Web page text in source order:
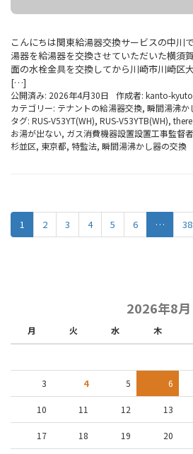
こんにちは関東給湯器交換サービスの中川
湯器を給湯器を交換させていただいた横須
面の水栓金具を交換してから川崎市川崎区
[…]
公開済み: 2026年4月30日 作成者: kanto-
カテゴリー: テナントの給湯器交換, 瞬間湯沸か
タグ: RUS-V53YT(WH), RUS-V53YTB(WH),
お湯が出ない, ガス消費機器設置設置工事監督者
杉並区, 東京都, 特監法, 瞬間湯沸かし器の交換
1 2 3 4 5 6 … 38
2026年8月
月 火 水 木
3 4 5 6
10 11 12 13
17 18 19 20